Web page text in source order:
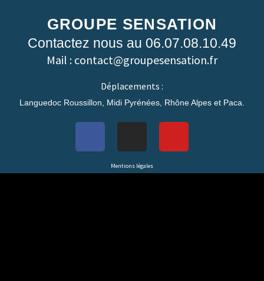
GROUPE SENSATION
Contactez nous au 06.07.08.10.49
Mail : contact@groupesensation.fr
Déplacements :
Languedoc Roussillon, Midi Pyrénées, Rhône Alpes et Paca.
Mentions légales